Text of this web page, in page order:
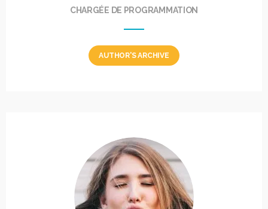
CHARGÉE DE PROGRAMMATION
AUTHOR'S ARCHIVE